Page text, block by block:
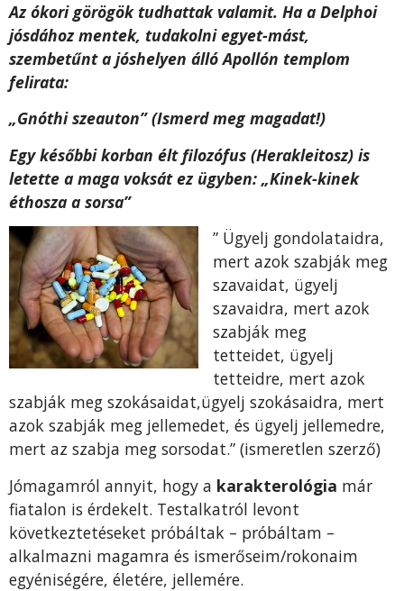
Az ókori görögök tudhattak valamit. Ha a Delphoi
jósdához mentek, tudakolni egyet-mást,
szembetűnt a jóshelyen álló Apollón templom
felirata:
„Gnóthi szeauton” (Ismerd meg magadat!)
Egy későbbi korban élt filozófus (Herakleitosz) is
letette a maga voksát ez ügyben: „Kinek-kinek
éthosza a sorsa”
” Ügyelj gondolataidra,
mert azok szabják meg
szavaidat, ügyelj
szavaidra, mert azok
szabják meg
tetteidet, ügyelj
tetteidre, mert azok
szabják meg szokásaidat,ügyelj szokásaidra, mert
azok szabják meg jellemedet, és ügyelj jellemedre,
mert az szabja meg sorsodat.” (ismeretlen szerző)
Jómagamról annyit, hogy a karakterológia már
fiatalon is érdekelt. Testalkatról levont
következtetéseket próbáltak – próbáltam –
alkalmazni magamra és ismerőseim/rokonaim
egyéniségére, életére, jellemére.